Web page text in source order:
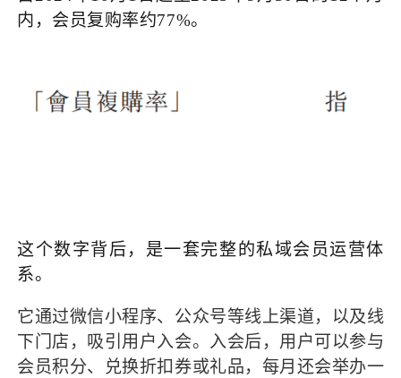
内，会员复购率约77%。
这个数字背后，是一套完整的私域会员运营体
系。
它通过微信小程序、公众号等线上渠道，以及线
下门店，吸引用户入会。入会后，用户可以参与
会员积分、兑换折扣券或礼品，每月还会举办一